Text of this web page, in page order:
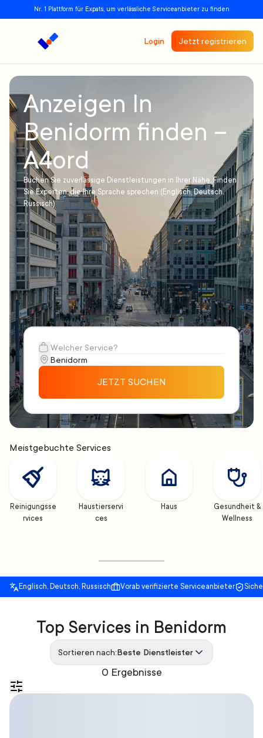
Nr. 1 Plattform für Expats, um verlässliche Serviceanbieter zu finden
Login Jetzt registrieren
Anzeigen In
Benidorm finden –
A4ord
Buchen Sie zuverlässige Dienstleistungen in Ihrer Nähe. Finden
Sie Experten, die Ihre Sprache sprechen (Englisch, Deutsch,
Russisch)
JETZT SUCHEN
Meistgebuchte Services
Reinigungsse
rvices
Haustierservi
ces
Haus
Gesundheit &
Wellness
Englisch, Deutsch, Russisch Vorab verifizierte Serviceanbieter
0 Ergebnisse
Top Services in Benidorm
Sortieren nach:Beste Dienstleister